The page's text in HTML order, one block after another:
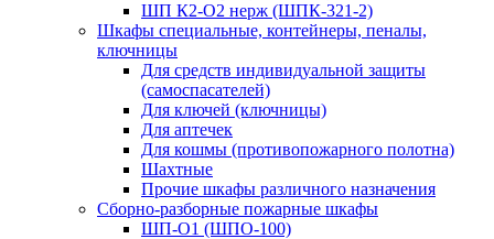
ШП К2-О2 нерж (ШПК-321-2)
Шкафы специальные, контейнеры, пеналы,
ключницы
Для средств индивидуальной защиты
(самоспасателей)
Для ключей (ключницы)
Для аптечек
Для кошмы (противопожарного полотна)
Шахтные
Прочие шкафы различного назначения
Сборно-разборные пожарные шкафы
ШП-О1 (ШПО-100)